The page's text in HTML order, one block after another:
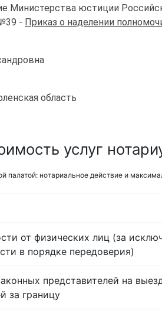
Министерства юстиции
- Приказ о наделении
область
услуг
палатой: нотариальное действие и
от физических лиц (за
в порядке передоверия)
представителей на
за границу